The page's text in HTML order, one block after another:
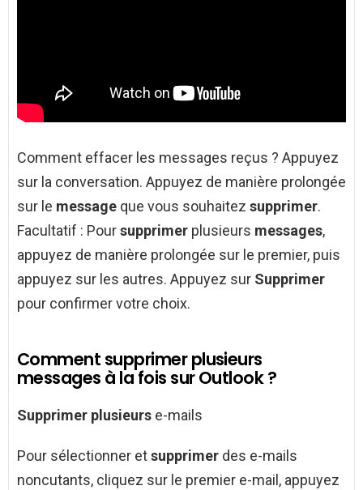
Comment effacer les messages reçus ? Appuyez
sur la conversation. Appuyez de manière prolongée
sur le message que vous souhaitez supprimer.
Facultatif : Poursupprimer plusieurs messages,
appuyez de manière prolongée sur le premier, puis
appuyez sur les autres. Appuyez sur Supprimer
pour confirmer votre choix.
Comment supprimer plusieurs
messages à la fois sur Outlook ?
Supprimer plusieurs e-mails
Pour sélectionner etsupprimer des e-mails
noncutants, cliquez sur le premier e-mail, appuyez